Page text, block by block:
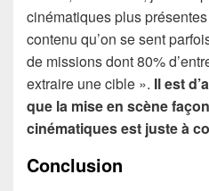
cinématiques plus
contenu qu’on se sent
de missions dont 80%
extraire une cible ». Il est
que la mise en scène
cinématiques est juste à
Conclusion